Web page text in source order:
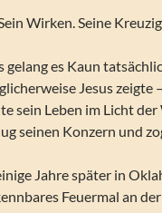
Wirken. Seine
gelang es Kaun
Jesus zeigte
sein Leben im Licht
seinen Konzern und
Jahre später in
Feuermal an